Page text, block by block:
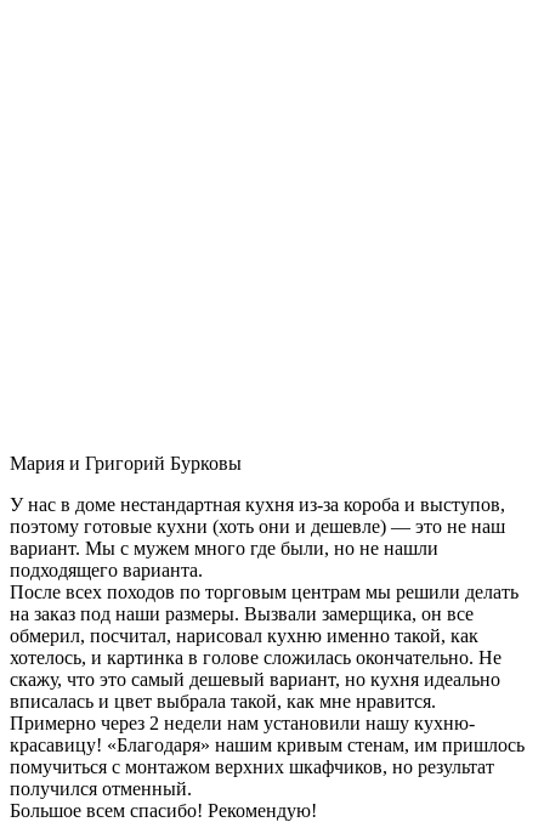
Мария и Григорий Бурковы
У нас в доме нестандартная кухня из-за короба и выступов,
поэтому готовые кухни (хоть они и дешевле) — это не наш
вариант. Мы с мужем много где были, но не нашли
подходящего варианта.
После всех походов по торговым центрам мы решили делать
на заказ под наши размеры. Вызвали замерщика, он все
обмерил, посчитал, нарисовал кухню именно такой, как
хотелось, и картинка в голове сложилась окончательно. Не
скажу, что это самый дешевый вариант, но кухня идеально
вписалась и цвет выбрала такой, как мне нравится.
Примерно через 2 недели нам установили нашу кухню-
красавицу! «Благодаря» нашим кривым стенам, им пришлось
помучиться с монтажом верхних шкафчиков, но результат
получился отменный.
Большое всем спасибо! Рекомендую!